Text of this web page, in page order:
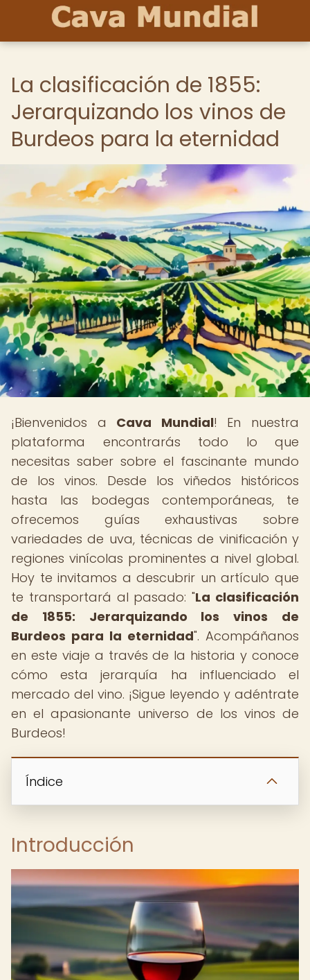
La clasificación de 1855:
Jerarquizando los vinos de
Burdeos para la eternidad
¡Bienvenidos a Cava Mundial! En nuestra
plataforma encontrarás todo lo que
necesitas saber sobre el fascinante mundo
de los vinos. Desde los viñedos históricos
hasta las bodegas contemporáneas, te
ofrecemos guías exhaustivas sobre
variedades de uva, técnicas de vinificación y
regiones vinícolas prominentes a nivel global.
Hoy te invitamos a descubrir un artículo que
te transportará al pasado: "La clasificación
de 1855: Jerarquizando los vinos de
Burdeos para la eternidad". Acompáñanos
en este viaje a través de la historia y conoce
cómo esta jerarquía ha influenciado el
mercado del vino. ¡Sigue leyendo y adéntrate
en el apasionante universo de los vinos de
Burdeos!
Índice
Introducción